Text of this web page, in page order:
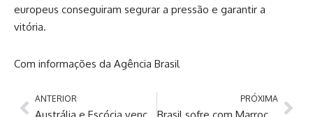
europeus conseguiram segurar a pressão e garantir a
vitória.
Com informações da Agência Brasil
ANTERIOR PRÓXIMA